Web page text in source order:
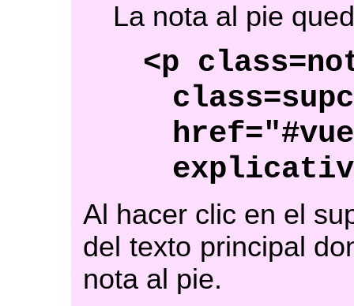
La nota al pie
<p
Al hacer clic en el
del texto principal
nota al pie.